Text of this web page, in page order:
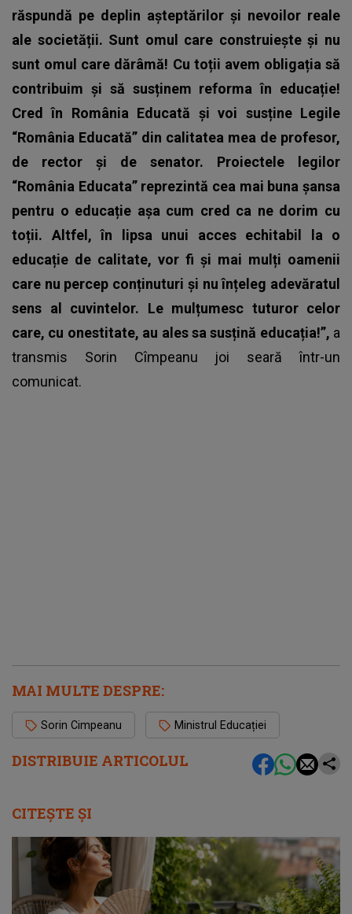
DISTRIBUIE ARTICOLUL
răspundă pe deplin așteptărilor și nevoilor reale
ale societății. Sunt omul care construiește și nu
sunt omul care dărâmă! Cu toții avem obligația să
contribuim și să susținem reforma în educație!
Cred în România Educată și voi susține Legile
“România Educată” din calitatea mea de profesor,
de rector și de senator. Proiectele legilor
“România Educata” reprezintă cea mai buna șansa
pentru o educație așa cum cred ca ne dorim cu
toții. Altfel, în lipsa unui acces echitabil la o
educație de calitate, vor fi și mai mulți oamenii
care nu percep conținuturi și nu înțeleg adevăratul
sens al cuvintelor. Le mulțumesc tuturor celor
care, cu onestitate, au ales sa susțină educația!”, a
transmis Sorin Cîmpeanu joi seară într-un
comunicat.
MAI MULTE DESPRE:
Sorin Cimpeanu Ministrul Educației
CITEȘTE ȘI